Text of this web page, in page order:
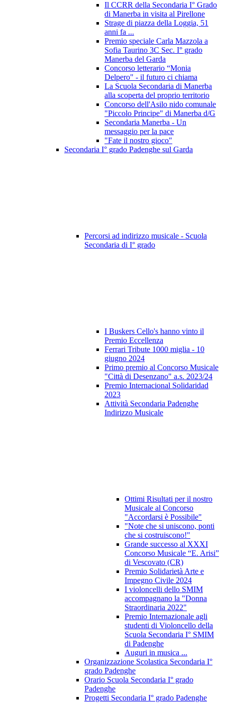
Il CCRR della Secondaria I° Grado
di Manerba in visita al Pirellone
Strage di piazza della Loggia, 51
anni fa ...
Premio speciale Carla Mazzola a
Sofia Taurino 3C Sec. I° grado
Manerba del Garda
Concorso letterario “Monia
Delpero" - il futuro ci chiama
La Scuola Secondaria di Manerba
alla scoperta del proprio territorio
Concorso dell'Asilo nido comunale
"Piccolo Principe" di Manerba d/G
Secondaria Manerba - Un
messaggio per la pace
"Fate il nostro gioco"
Secondaria I° grado Padenghe sul Garda
Percorsi ad indirizzo musicale - Scuola
Secondaria di I° grado
I Buskers Cello's hanno vinto il
Premio Eccellenza
Ferrari Tribute 1000 miglia - 10
giugno 2024
Primo premio al Concorso Musicale
"Città di Desenzano" a.s. 2023/24
Premio Internacional Solidaridad
2023
Attività Secondaria Padenghe
Indirizzo Musicale
Ottimi Risultati per il nostro
Musicale al Concorso
"Accordarsi è Possibile"
"Note che si uniscono, ponti
che si costruiscono!"
Grande successo al XXXI
Concorso Musicale “E. Arisi”
di Vescovato (CR)
Premio Solidarietà Arte e
Impegno Civile 2024
I violoncelli dello SMIM
accompagnano la "Donna
Straordinaria 2022"
Premio Internazionale agli
studenti di Violoncello della
Scuola Secondaria I° SMIM
di Padenghe
Auguri in musica ...
Organizzazione Scolastica Secondaria I°
grado Padenghe
Orario Scuola Secondaria I° grado
Padenghe
Progetti Secondaria I° grado Padenghe